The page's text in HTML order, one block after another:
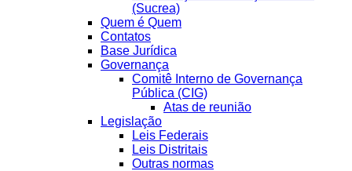
(Sucrea)
Quem é Quem
Contatos
Base Jurídica
Governança
Comitê Interno de Governança
Pública (CIG)
Atas de reunião
Legislação
Leis Federais
Leis Distritais
Outras normas